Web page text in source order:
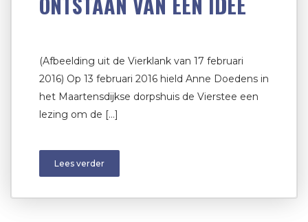
(Afbeelding uit de Vierklank van 17 februari
2016) Op 13 februari 2016 hield Anne Doedens in
het Maartensdijkse dorpshuis de Vierstee een
lezing om de […]
Lees verder